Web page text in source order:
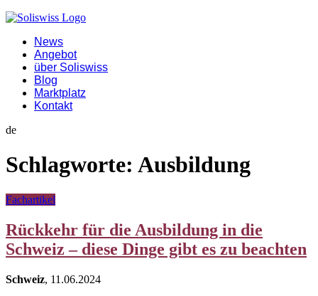
News
Angebot
über Soliswiss
Blog
Marktplatz
Kontakt
de
Schlagworte: Ausbildung
Fachartikel
Rückkehr für die Ausbildung in die
Schweiz – diese Dinge gibt es zu beachten
Schweiz, 11.06.2024